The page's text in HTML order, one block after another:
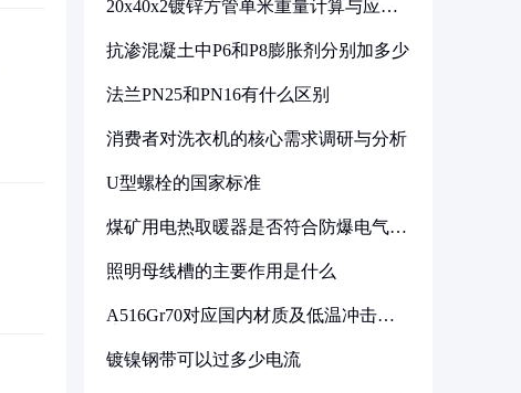
20x40x2镀锌方管单米重量计算与应用
抗渗混凝土中P6和P8膨胀剂分别加多少
法兰PN25和PN16有什么区别
消费者对洗衣机的核心需求调研与分析
U型螺栓的国家标准
煤矿用电热取暖器是否符合防爆电气设
照明母线槽的主要作用是什么
A516Gr70对应国内材质及低温冲击要
镀镍钢带可以过多少电流